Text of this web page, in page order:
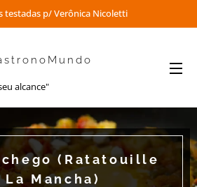
testadas p/ Verônica Nicoletti
alcance"
(Ratatouille
La Mancha)